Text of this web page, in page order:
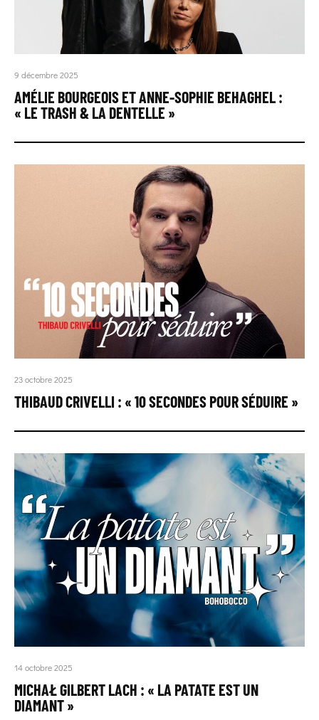
9 décembre 2025
AMÉLIE BOURGEOIS ET ANNE-SOPHIE BEHAGHEL :
« LE TRASH & LA DENTELLE »
23 octobre 2025
THIBAUD CRIVELLI : « 10 SECONDES POUR SÉDUIRE »
14 octobre 2025
MICHAŁ GILBERT LACH : « LA PATATE EST UN
DIAMANT »